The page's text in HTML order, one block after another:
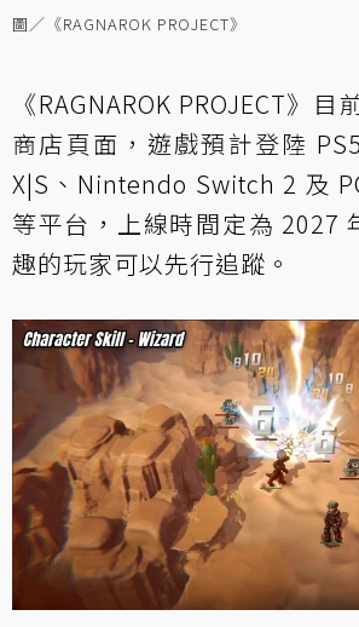
圖／《RAGNAROK PROJECT》
《RAGNAROK PROJECT》目
商店頁面，遊戲預計登陸
X|S、Nintendo Switch 2 及
等平台，上線時間定為 2027
趣的玩家可以先行追蹤。